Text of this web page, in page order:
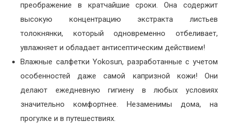
преображение в кратчайшие сроки. Она содержит
высокую концентрацию экстракта листьев
толокнянки, который одновременно отбеливает,
увлажняет и обладает антисептическим действием!
Влажные салфетки Yokosun, разработанные с учетом
особенностей даже самой капризной кожи! Они
делают ежедневную гигиену в любых условиях
значительно комфортнее. Незаменимы дома, на
прогулке и в путешествиях.